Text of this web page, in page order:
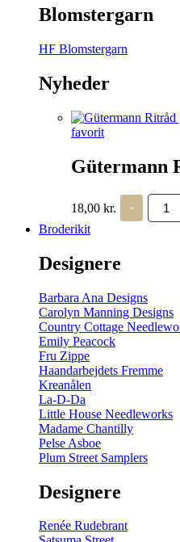
Blomstergarn
HF Blomstergarn
Nyheder
favorit
Gütermann
18,00 kr. -
Ritråd
-
Broderikit
Designere
Barbara Ana Designs
Carolyn Manning Designs
Country Cottage
Emily Peacock
Fru Zippe
Haandarbejdets Fremme
Kreanålen
La-D-Da
Little House Needleworks
Madame Chantilly
Pelse Asboe
Plum Street Samplers
Designere
Renée Rudebrant